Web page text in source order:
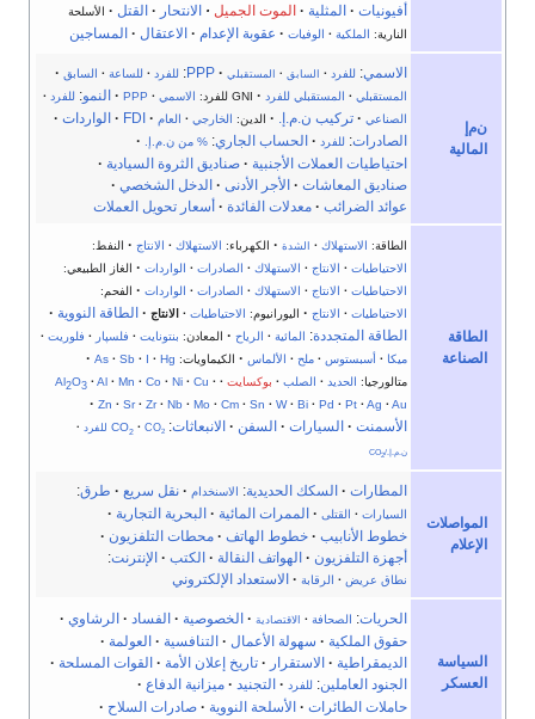
أفيونيات · المثلية · الموت الجميل · الانتحار · القتل · الأسلحة
النارية: الملكية · الوفيات · عقوبة الإعدام · الاعتقال · المساجين
ن‌م‌إ
المالية
الاسمي: للفرد · السابق · المستقبلي ·
PPP
: للفرد · للساعة · السابق ·
المستقبلي · المستقبلي للفرد · GNI للفرد: الاسمي ·
PPP
· النمو: للفرد ·
الصناعي · تركيب ن.م.إ. · الدين: الخارجي · العام ·
FDI
· الواردات ·
الصادرات: للفرد · الحساب الجاري:% من ن.م.إ.
·
احتياطيات العملات الأجنبية · صناديق الثروة السيادية ·
صناديق المعاشات · الأجر الأدنى · الدخل الشخصي ·
عوائد الضرائب · معدلات الفائدة · أسعار تحويل العملات
الطاقة
الصناعة
الطاقة: الاستهلاك · الشدة · الكهرباء: الاستهلاك · الانتاج · النفط:
الاحتياطيات · الانتاج · الاستهلاك · الصادرات · الواردات · الغاز الطبيعي:
الاحتياطيات · الانتاج · الاستهلاك · الصادرات · الواردات · الفحم:
الاحتياطيات · الانتاج · اليورانيوم: الاحتياطيات · الانتاج · الطاقة النووية ·
الطاقة المتجددة: المائية · الرياح · المعادن: بنتونايت · فلسپار · فلوريت ·
ميكا · أسبستوس · ملح · الألماس · الكيماويات: As · Sb · I · Hg
·
متالورجيا: الحديد · الصلب · بوكسايت ·
Al2O3 · Al · Mn · Co · Ni · Cu ·
Zn · Sr · Zr · Nb · Mo · Cm · Sn · W · Bi · Pd · Pt · Ag · Au
·
الأسمنت · السيارات · السفن · الانبعاثات:
CO2 · CO2 للفرد ·
ن.م.إ./CO2
المواصلات
الإعلام
المطارات · السكك الحديدية: الاسنخدام · نقل سريع · طرق:
السيارات · القتلى · الممرات المائية · البحرية التجارية ·
خطوط الأنابيب · خطوط الهاتف · محطات التلفزيون ·
أجهزة التلفزيون · الهواتف النقالة · الكتب · الإنترنت:
نطاق عريض · الرقابة · الاستعداد الإلكتروني
السياسة
العسكر
الحريات: الصحافة · الاقتصادية · الخصوصية · الفساد · الرشاوي ·
حقوق الملكية · سهولة الأعمال · التنافسية · العولمة ·
الديمقراطية · الاستقرار · تاريخ إعلان الأمة · القوات المسلحة ·
الجنود العاملين: للفرد · التجنيد · ميزانية الدفاع ·
حاملات الطائرات · الأسلحة النووية · صادرات السلاح ·